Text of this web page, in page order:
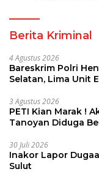
Berita Kriminal
4 Agustus 2026
Bareskrim Polri
Selatan, Lima Unit
3 Agustus 2026
PETI Kian Marak !
Tanoyan Diduga
30 Juli 2026
Inakor Lapor
Sulut